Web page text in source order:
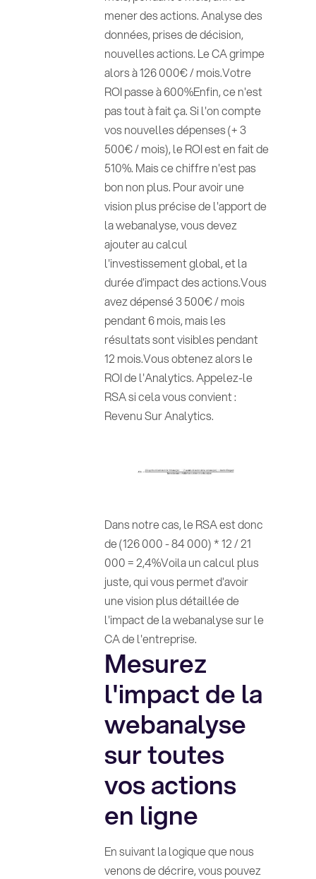
mener des actions. Analyse des
données, prises de décision,
nouvelles actions. Le CA grimpe
alors à 126 000€ / mois.Votre
ROI passe à 600%Enfin, ce n'est
pas tout à fait ça. Si l'on compte
vos nouvelles dépenses (+ 3
500€ / mois), le ROI est en fait de
510%. Mais ce chiffre n'est pas
bon non plus. Pour avoir une
vision plus précise de l'apport de
la webanalyse, vous devez
ajouter au calcul
l'investissement global, et la
durée d'impact des actions.Vous
avez dépensé 3 500€ / mois
pendant 6 mois, mais les
résultats sont visibles pendant
12 mois.Vous obtenez alors le
ROI de l'Analytics. Appelez-le
RSA si cela vous convient :
Revenu Sur Analytics.
Dans notre cas, le RSA est donc
de (126 000 - 84 000) * 12 / 21
000 = 2,4%Voila un calcul plus
juste, qui vous permet d'avoir
une vision plus détaillée de
l'impact de la webanalyse sur le
CA de l'entreprise.
Mesurez
l'impact de la
webanalyse
sur toutes
vos actions
en ligne
En suivant la logique que nous
venons de décrire, vous pouvez